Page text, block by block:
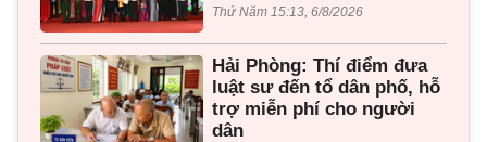
Thứ Năm 15:13, 6/8/2026
Hải Phòng: Thí điểm đưa
luật sư đến tổ dân phố, hỗ
trợ miễn phí cho người
dân